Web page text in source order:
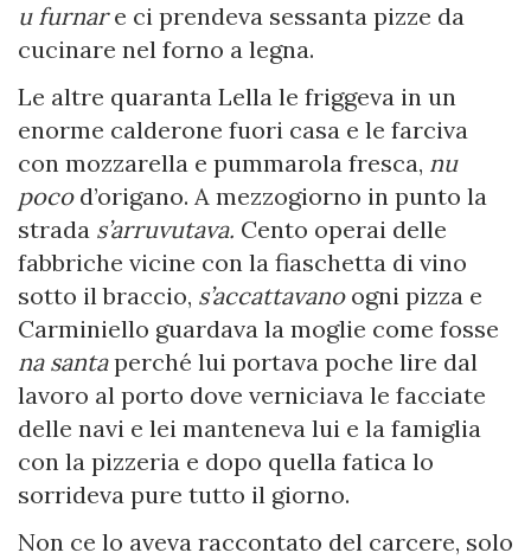
u furnare ci prendeva sessanta pizze da
cucinare nel forno a legna.
Le altre quaranta Lella le friggeva in un
enorme calderone fuori casa e le farciva
con mozzarella e pummarola fresca, nu
pocod’origano. A mezzogiorno in punto la
strada s’arruvutava. Cento operai delle
fabbriche vicine con la fiaschetta di vino
sotto il braccio, s’accattavanoogni pizza e
Carminiello guardava la moglie come fosse
na santaperché lui portava poche lire dal
lavoro al porto dove verniciava le facciate
delle navi e lei manteneva lui e la famiglia
con la pizzeria e dopo quella fatica lo
sorrideva pure tutto il giorno.
Non ce lo aveva raccontato del carcere, solo